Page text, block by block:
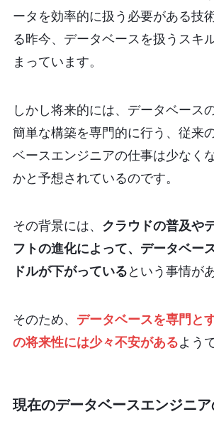
ータを効率的に扱う必要がある技
る昨今、データベースを扱うスキ
まっています。
しかし将来的には、データベース
簡単な構築を専門的に行う、従来
ベースエンジニアの仕事は少なく
かと予想されているのです。
その背景には、 クラウドの普及や
フトの進化によって、データベー
ドルが下がっている という事情が
そのため、 データベースを専門と
の将来性には少々不安があるよう
現在のデータベースエンジニ